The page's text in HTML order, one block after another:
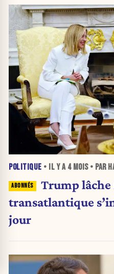
POLITIQUE • IL Y A 4 MOIS• PAR
Trump
transatlantique
jour